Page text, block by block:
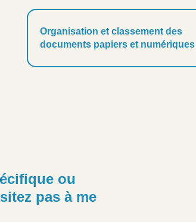
Organisation et classement des
documents papiers et numériques
ou
pas à me